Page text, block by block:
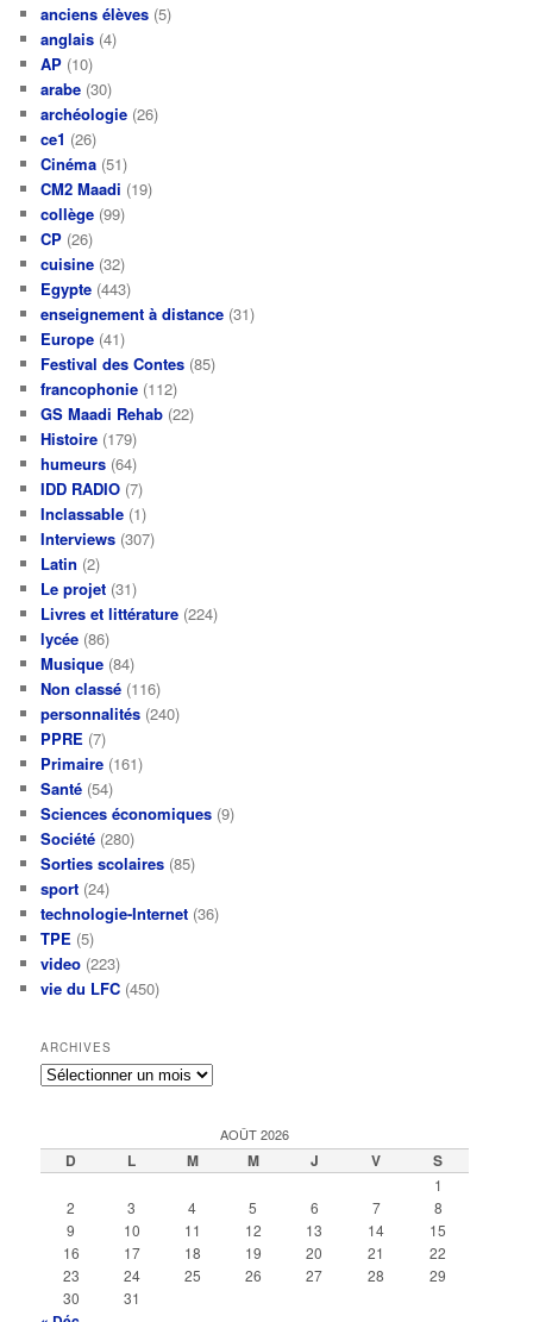
anciens élèves (5)
anglais (4)
AP (10)
arabe (30)
archéologie (26)
ce1 (26)
Cinéma (51)
CM2 Maadi (19)
collège (99)
CP (26)
cuisine (32)
Egypte (443)
enseignement à distance (31)
Europe (41)
Festival des Contes (85)
francophonie (112)
GS Maadi Rehab (22)
Histoire (179)
humeurs (64)
IDD RADIO (7)
Inclassable (1)
Interviews (307)
Latin (2)
Le projet (31)
Livres et littérature (224)
lycée (86)
Musique (84)
Non classé (116)
personnalités (240)
PPRE (7)
Primaire (161)
Santé (54)
Sciences économiques (9)
Société (280)
Sorties scolaires (85)
sport (24)
technologie-Internet (36)
TPE (5)
video (223)
vie du LFC (450)
ARCHIVES
Archives
AOÛT 2026
D L M M J V S
1
2
3 4 5 6 7
8
9
10 11 12 13 14
15
16
17 18 19 20 21
22
23
24 25 26 27 28
29
30
31